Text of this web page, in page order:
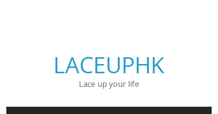
LACEUPHK
Lace up your life